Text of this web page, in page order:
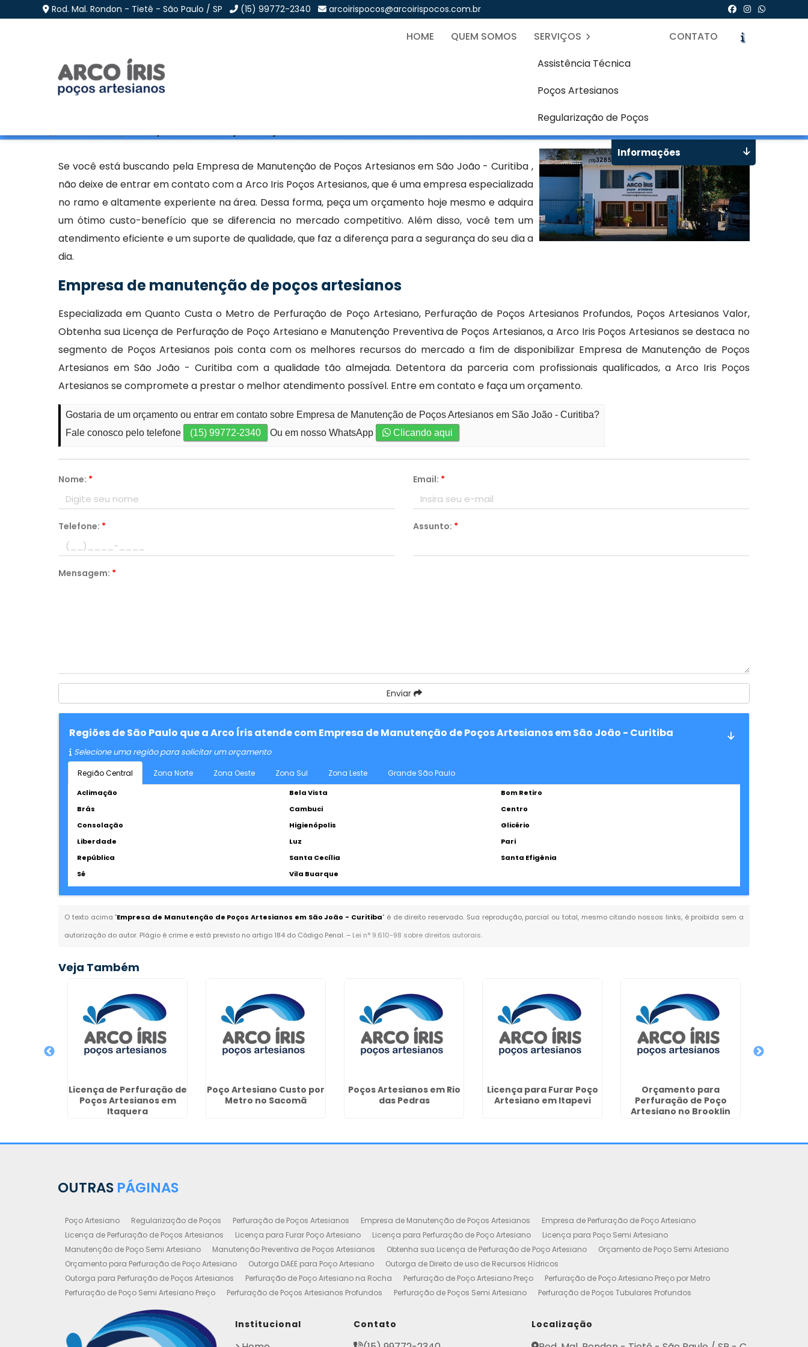
Rod. Mal. Rondon - Tietê - São Paulo / SP (15) 99772-2340 arcoirispocos@arcoirispocos.com.br
HOME QUEM SOMOS
SERVIÇOS
Assistência Técnica
Poços Artesianos
Regularização de Poços
CONTATO
Empresa de Manutenção de Poços Artesianos em São João - Curitiba
Se você está buscando pela Empresa de Manutenção de Poços Artesianos em São João - Curitiba ,
não deixe de entrar em contato com a Arco Iris Poços Artesianos, que é uma empresa especializada
no ramo e altamente experiente na área. Dessa forma, peça um orçamento hoje mesmo e adquira
um ótimo custo-benefício que se diferencia no mercado competitivo. Além disso, você tem um
atendimento eficiente e um suporte de qualidade, que faz a diferença para a segurança do seu dia a
dia.
Empresa de manutenção de poços artesianos
Especializada em Quanto Custa o Metro de Perfuração de Poço Artesiano, Perfuração de Poços Artesianos Profundos, Poços Artesianos Valor,
Obtenha sua Licença de Perfuração de Poço Artesiano e Manutenção Preventiva de Poços Artesianos, a Arco Iris Poços Artesianos se destaca no
segmento de Poços Artesianos pois conta com os melhores recursos do mercado a fim de disponibilizar Empresa de Manutenção de Poços
Artesianos em São João - Curitiba com a qualidade tão almejada. Detentora da parceria com profissionais qualificados, a Arco Iris Poços
Artesianos se compromete a prestar o melhor atendimento possível. Entre em contato e faça um orçamento.
Gostaria de um orçamento ou entrar em contato sobre Empresa de Manutenção de Poços Artesianos em São João - Curitiba?
Fale conosco pelo telefone
(15) 99772-2340 Ou em nosso WhatsApp Clicando aqui
Nome: * Email: *
Telefone: * Assunto: *
Mensagem: *
Enviar
Regiões de São Paulo que a Arco Íris atende com Empresa de Manutenção de Poços Artesianos em São João - Curitiba
Selecione uma região para solicitar um orçamento
Região Central Zona Norte Zona Oeste Zona Sul Zona Leste Grande São Paulo
Aclimação Bela Vista
Bom Retiro
Brás
Cambuci
Centro
Consolação
Higienópolis
Glicério
Liberdade
Luz
Pari
República
Santa Cecília
Santa Efigênia
Sé
Vila Buarque
O texto acima "Empresa de Manutenção de Poços Artesianos em São João - Curitiba" é de direito reservado. Sua reprodução, parcial ou total, mesmo citando nossos links, é proibida sem a
autorização do autor. Plágio é crime e está previsto no artigo 184 do Código Penal. – Lei n° 9.610-98 sobre direitos autorais.
Informações
Veja Também
Licença de Perfuração de
Poços Artesianos em
Itaquera
Poço Artesiano Custo por
Metro no Sacomã
Poços Artesianos em Rio
das Pedras
Licença para Furar Poço
Artesiano em Itapevi
Orçamento para
Perfuração de Poço
Artesiano no Brooklin
OUTRAS PÁGINAS
Poço Artesiano Regularização de Poços Perfuração de Poços Artesianos Empresa de Manutenção de Poços Artesianos
Empresa de Perfuração de Poço Artesiano
Licença de Perfuração de Poços Artesianos
Licença para Furar Poço Artesiano Licença para Perfuração de Poço Artesiano
Licença para Poço Semi Artesiano
Manutenção de Poço Semi Artesiano
Manutenção Preventiva de Poços Artesianos Obtenha sua Licença de Perfuração de Poço Artesiano
Orçamento de Poço Semi Artesiano
Orçamento para Perfuração de Poço Artesiano
Outorga DAEE para Poço Artesiano
Outorga de Direito de uso de Recursos Hídricos
Outorga para Perfuração de Poços Artesianos
Perfuração de Poço Artesiano na Rocha Perfuração de Poço Artesiano Preço
Perfuração de Poço Artesiano Preço por Metro
Perfuração de Poço Semi Artesiano Preço
Perfuração de Poços Artesianos Profundos Perfuração de Poços Semi Artesiano
Perfuração de Poços Tubulares Profundos
Perfuração e Construção de Poços de Água
Poço Artesiano Valor Metro
Poço Semi Artesiano Manutenção Projeto de Perfuração de Poços Artesianos
Quanto Custa o Metro de Perfuração de Poço Artesiano
Outorgas e Licenças de Poços Artesianos
Institucional Contato Localização